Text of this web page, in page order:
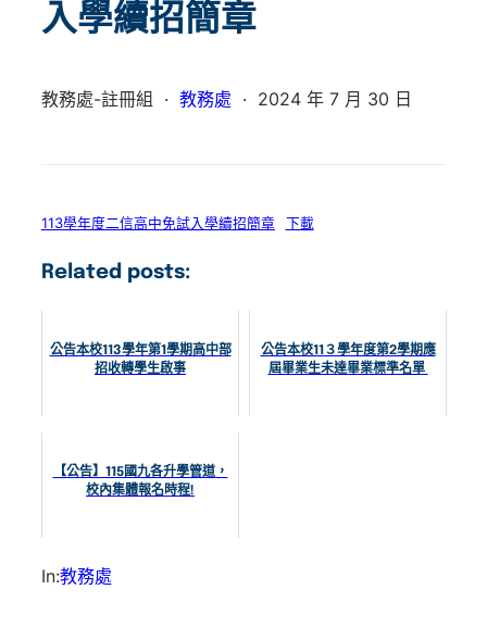
入學續招簡章
教務處-註冊組 · 教務處 · 2024 年 7 月 30 日
113學年度二信高中免試入學續招簡章 下載
Related posts:
公告本校113學年第1學期高中部
招收轉學生啟事
公告本校11３學年度第2學期應
屆畢業生未達畢業標準名單
【公告】115國九各升學管道，
校內集體報名時程!
In:教務處